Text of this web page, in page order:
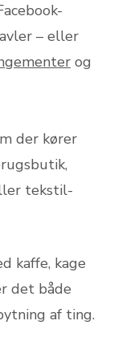
– eller
og
der kører
tekstil-
kaffe, kage
det både
af ting.